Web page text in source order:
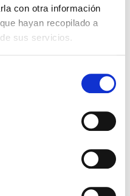
con otra información
hayan recopilado a
sus servicios.
+ bolígrafo + tarjeta